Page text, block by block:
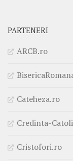
PARTENERI
ARCB.ro
Cateheza.ro
Credinta-
Cristofori.ro